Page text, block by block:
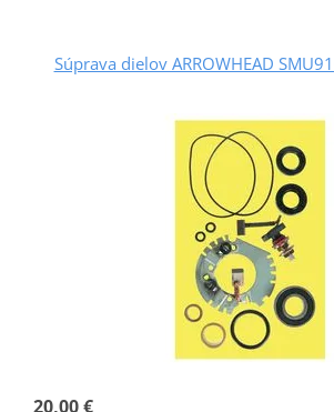
Súprava dielov ARROWHEAD
20,00 €